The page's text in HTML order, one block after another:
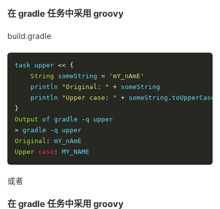
在 gradle 任务中采用 groovy
build.gradle
task upper << {
String someString =
'mY_nAmE'
    println
"Original: " + someString
    println
"Upper case: " + someString . toUpperCase
}
Output of gradle -
> gradle -
Original :
Upper case : MY_NAME
或者
在 gradle 任务中采用 groovy